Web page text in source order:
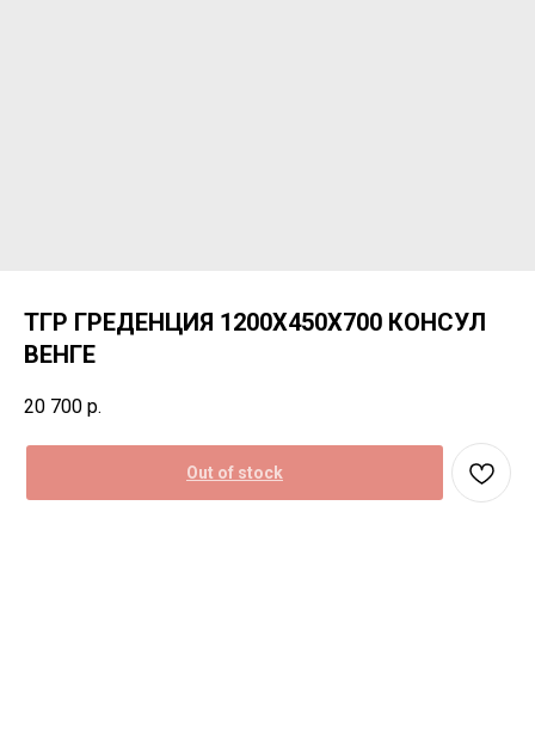
ТГР ГРЕДЕНЦИЯ 1200Х450Х700 КОНСУЛ
ВЕНГЕ
20 700 р.
Out of stock